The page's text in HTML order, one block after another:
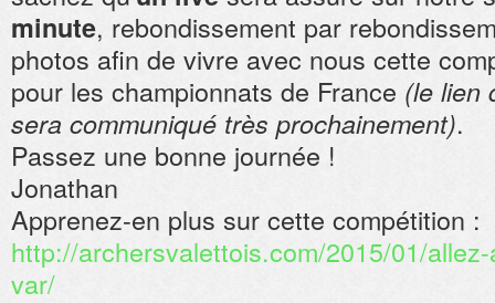
minute, rebondissement par
photos afin de vivre avec nous cette
pour les championnats de France (le lien
sera communiqué très prochainement).
Passez une bonne journée !
Jonathan
Apprenez-en plus sur cette compétition :
http://archersvalettois.com/2015/01/
var/